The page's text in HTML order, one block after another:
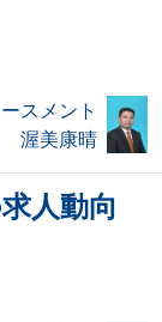
スメント
渥美康晴
人動向